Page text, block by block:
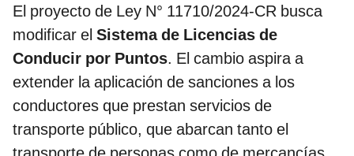
El proyecto de Ley N° 11710/2024-CR busca
modificar el Sistema de Licencias de
Conducir por Puntos. El cambio aspira a
extender la aplicación de sanciones a los
conductores que prestan servicios de
transporte público, que abarcan tanto el